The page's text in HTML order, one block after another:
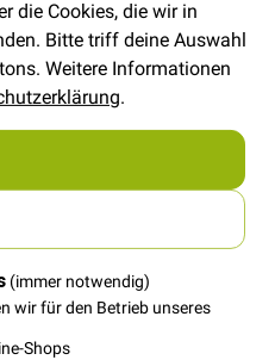
die Cookies, die wir in
Bitte triff deine Auswahl
Weitere Informationen
.
(immer notwendig)
wir für den Betrieb unseres
Shops